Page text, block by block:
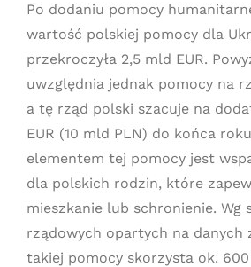
Po dodaniu pomocy
wartość polskiej pomocy dla
przekroczyła 2,5 mld EUR.
uwzględnia jednak pomocy na
a tę rząd polski szacuje na
EUR (10 mld PLN) do końca
elementem tej pomocy jest
dla polskich rodzin, które
mieszkanie lub schronienie. Wg
rządowych opartych na danych
takiej pomocy skorzysta ok.